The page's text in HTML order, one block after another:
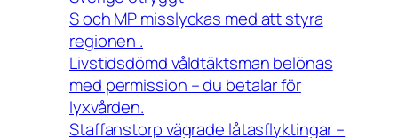
S och MP misslyckas med att styra
regionen .
Livstidsdömd våldtäktsman belönas
med permission – du betalar för
lyxvården.
Staffanstorp vägrade låtasflyktingar –